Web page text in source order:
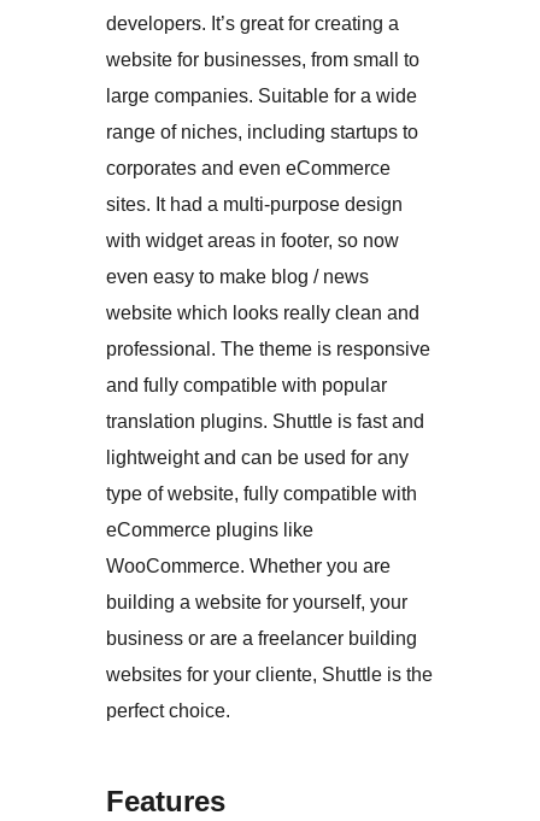
developers. It’s great for creating a
website for businesses, from small to
large companies. Suitable for a wide
range of niches, including startups to
corporates and even eCommerce
sites. It had a multi-purpose design
with widget areas in footer, so now
even easy to make blog / news
website which looks really clean and
professional. The theme is responsive
and fully compatible with popular
translation plugins. Shuttle is fast and
lightweight and can be used for any
type of website, fully compatible with
eCommerce plugins like
WooCommerce. Whether you are
building a website for yourself, your
business or are a freelancer building
websites for your cliente, Shuttle is the
perfect choice.
Features